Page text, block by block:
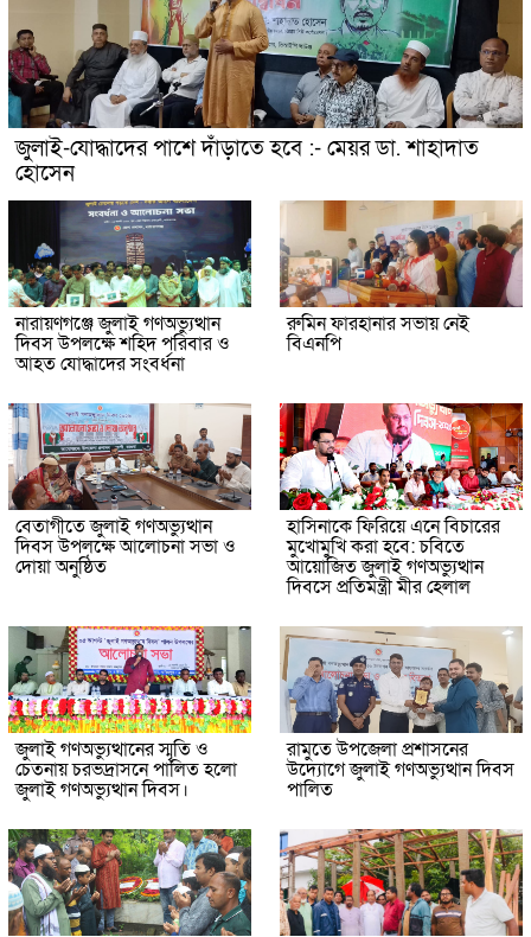
জুলাই-যোদ্ধাদের পাশে দাঁড়াতে হবে :- মেয়র ডা. শাহাদাত
হোসেন
নারায়ণগঞ্জে জুলাই গণঅভ্যুত্থান
দিবস উপলক্ষে শহিদ পরিবার ও
আহত যোদ্ধাদের সংবর্ধনা
রুমিন ফারহানার সভায় নেই
বিএনপি
বেতাগীতে জুলাই গণঅভ্যুত্থান
দিবস উপলক্ষে আলোচনা সভা ও
দোয়া অনুষ্ঠিত
হাসিনাকে ফিরিয়ে এনে বিচারের
মুখোমুখি করা হবে: চবিতে
আয়োজিত জুলাই গণঅভ্যুত্থান
দিবসে প্রতিমন্ত্রী মীর হেলাল
জুলাই গণঅভ্যুত্থানের স্মৃতি ও
চেতনায় চরভদ্রাসনে পালিত হলো
জুলাই গণঅভ্যুত্থান দিবস।
রামুতে উপজেলা প্রশাসনের
উদ্যোগে জুলাই গণঅভ্যুত্থান দিবস
পালিত